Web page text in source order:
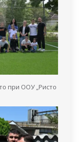
при ООУ „Ристо